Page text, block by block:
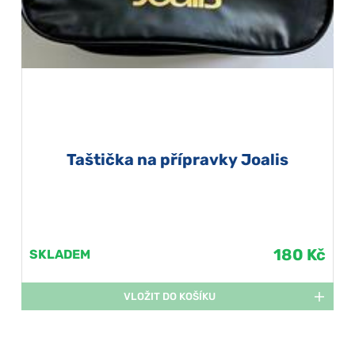
Taštička na přípravky Joalis
SKLADEM 180 Kč
VLOŽIT DO KOŠÍKU